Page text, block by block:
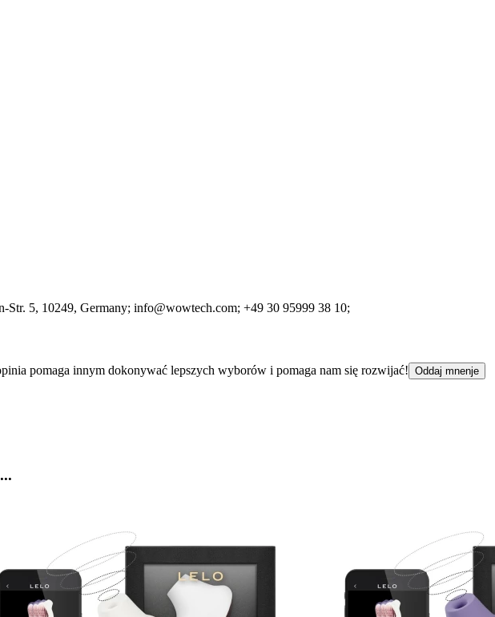
Str. 5, 10249, Germany; info@wowtech.com; +49 30 95999 38 10;
pomaga innym dokonywać lepszych wyborów i pomaga nam się rozwijać! Oddaj mnenje